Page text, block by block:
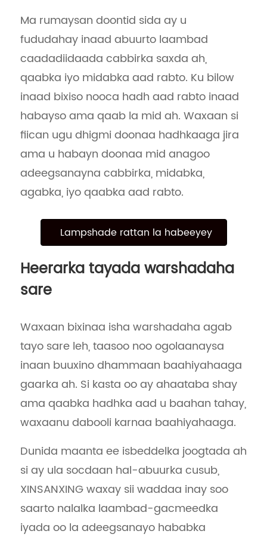
Ma rumaysan doontid sida ay u
fududahay inaad abuurto laambad
caadadiidaada cabbirka saxda ah,
qaabka iyo midabka aad rabto. Ku bilow
inaad bixiso nooca hadh aad rabto inaad
habayso ama qaab la mid ah. Waxaan si
fiican ugu dhigmi doonaa hadhkaaga jira
ama u habayn doonaa mid anagoo
adeegsanayna cabbirka, midabka,
agabka, iyo qaabka aad rabto.
Lampshade rattan la habeeyey
Heerarka tayada warshadaha
sare
Waxaan bixinaa isha warshadaha agab
tayo sare leh, taasoo noo ogolaanaysa
inaan buuxino dhammaan baahiyahaaga
gaarka ah. Si kasta oo ay ahaataba shay
ama qaabka hadhka aad u baahan tahay,
waxaanu dabooli karnaa baahiyahaaga.
Dunida maanta ee isbeddelka joogtada ah
si ay ula socdaan hal-abuurka cusub,
XINSANXING waxay sii waddaa inay soo
saarto nalalka laambad-gacmeedka
iyada oo la adeegsanayo hababka